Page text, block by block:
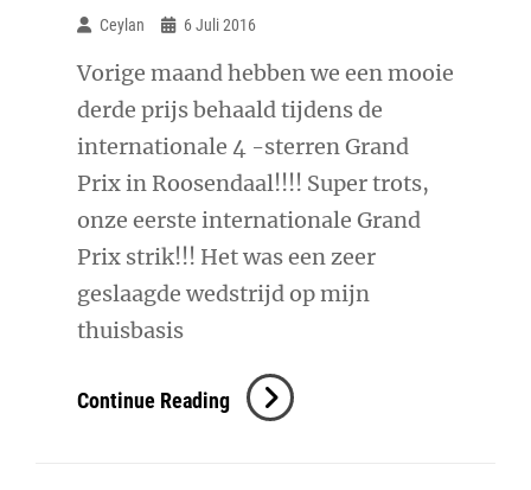
Ceylan 6 Juli 2016
Vorige maand hebben we een mooie
derde prijs behaald tijdens de
internationale 4 -sterren Grand
Prix in Roosendaal!!!! Super trots,
onze eerste internationale Grand
Prix strik!!! Het was een zeer
geslaagde wedstrijd op mijn
thuisbasis
Continue Reading3e